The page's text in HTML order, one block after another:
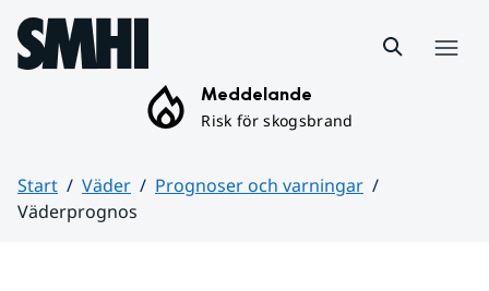
Hoppa till sidans innehåll
Meddelande
Risk för skogsbrand
Start Väder
Prognoser och varningar
Väderprognos